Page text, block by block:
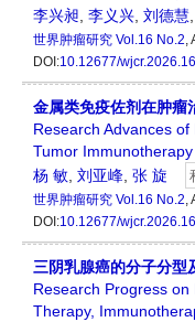
李兴昶 李义兴 刘德慧
世界肿瘤研究 Vol.16 No.2,
DOI:10.12677/
金属类免疫佐剂在肿瘤
Research Advances
Tumor Immunotherapy
杨 敏 刘亚峰 张 旋
世界肿瘤研究 Vol.16 No.2,
DOI:10.12677/
三阴乳腺癌的分子分型
Research Progress
Therapy,